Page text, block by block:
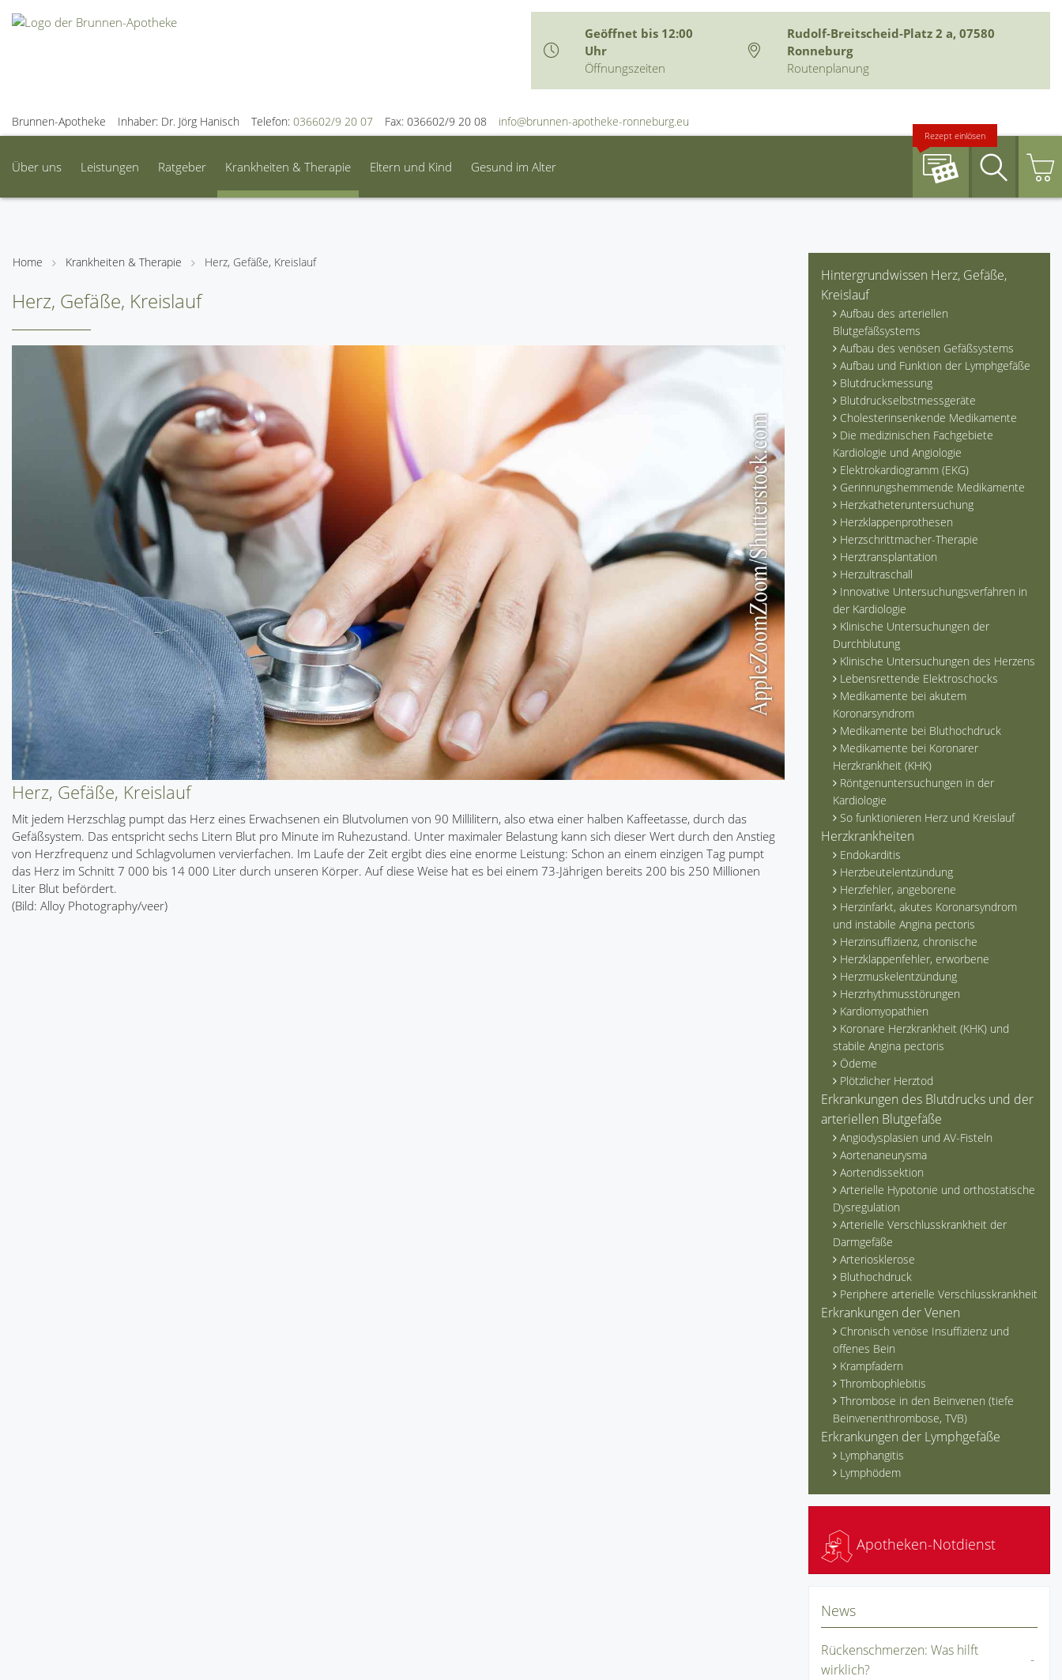
Geöffnet bis 12:00
Uhr
Öffnungszeiten
Rudolf-Breitscheid-Platz 2 a, 07580
Ronneburg
Routenplanung
Brunnen-Apotheke Inhaber: Dr. Jörg Hanisch Telefon: 036602/9 20 07 Fax: 036602/9 20 08 info@brunnen-apotheke-ronneburg.eu
Über uns Leistungen Ratgeber Krankheiten & Therapie Eltern und Kind Gesund im Alter
Rezept einlösen
Suche
Home Krankheiten & Therapie Herz, Gefäße, Kreislauf
Herz, Gefäße, Kreislauf
Herz, Gefäße, Kreislauf
Mit jedem Herzschlag pumpt das Herz eines Erwachsenen ein Blutvolumen von 90 Millilitern, also etwa einer halben Kaffeetasse, durch das
Gefäßsystem. Das entspricht sechs Litern Blut pro Minute im Ruhezustand. Unter maximaler Belastung kann sich dieser Wert durch den Anstieg
von Herzfrequenz und Schlagvolumen vervierfachen. Im Laufe der Zeit ergibt dies eine enorme Leistung: Schon an einem einzigen Tag pumpt
das Herz im Schnitt 7 000 bis 14 000 Liter durch unseren Körper. Auf diese Weise hat es bei einem 73-Jährigen bereits 200 bis 250 Millionen
Liter Blut befördert.
(Bild: Alloy Photography/veer)
Hintergrundwissen Herz, Gefäße,
Kreislauf
Aufbau des arteriellen
Blutgefäßsystems
Aufbau des venösen Gefäßsystems
Aufbau und Funktion der Lymphgefäße
Blutdruckmessung
Blutdruckselbstmessgeräte
Cholesterinsenkende Medikamente
Die medizinischen Fachgebiete
Kardiologie und Angiologie
Elektrokardiogramm (EKG)
Gerinnungshemmende Medikamente
Herzkatheteruntersuchung
Herzklappenprothesen
Herzschrittmacher-Therapie
Herztransplantation
Herzultraschall
Innovative Untersuchungsverfahren in
der Kardiologie
Klinische Untersuchungen der
Durchblutung
Klinische Untersuchungen des Herzens
Lebensrettende Elektroschocks
Medikamente bei akutem
Koronarsyndrom
Medikamente bei Bluthochdruck
Medikamente bei Koronarer
Herzkrankheit (KHK)
Röntgenuntersuchungen in der
Kardiologie
So funktionieren Herz und Kreislauf
Herzkrankheiten
Endokarditis
Herzbeutelentzündung
Herzfehler, angeborene
Herzinfarkt, akutes Koronarsyndrom
und instabile Angina pectoris
Herzinsuffizienz, chronische
Herzklappenfehler, erworbene
Herzmuskelentzündung
Herzrhythmusstörungen
Kardiomyopathien
Koronare Herzkrankheit (KHK) und
stabile Angina pectoris
Ödeme
Plötzlicher Herztod
Erkrankungen des Blutdrucks und der
arteriellen Blutgefäße
Angiodysplasien und AV-Fisteln
Aortenaneurysma
Aortendissektion
Arterielle Hypotonie und orthostatische
Dysregulation
Arterielle Verschlusskrankheit der
Darmgefäße
Arteriosklerose
Bluthochdruck
Periphere arterielle Verschlusskrankheit
Erkrankungen der Venen
Chronisch venöse Insuffizienz und
offenes Bein
Krampfadern
Thrombophlebitis
Thrombose in den Beinvenen (tiefe
Beinvenenthrombose, TVB)
Erkrankungen der Lymphgefäße
Lymphangitis
Lymphödem
Apotheken-Notdienst
News
Rückenschmerzen: Was hilft
wirklich?